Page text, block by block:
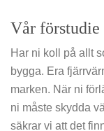
Vår förstudie
Har ni koll på allt
bygga. Era
marken. När ni
ni måste skydda
säkrar vi att det